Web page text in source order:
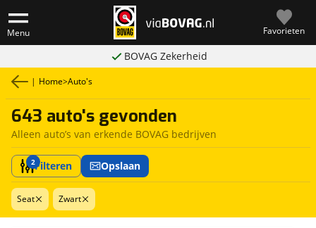
Menu Favorieten
BOVAG Zekerheid
| Home>Auto's
643 auto's gevonden
Alleen auto’s van erkende BOVAG bedrijven
2Filteren Opslaan
Seat Zwart